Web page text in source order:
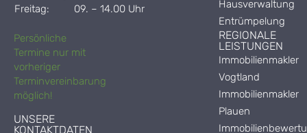
Freitag:
09. – 14.00 Uhr
Persönliche
Termine nur mit
vorheriger
Terminvereinbarung
möglich!
UNSERE
KONTAKTDATEN
Hausverwaltung
Entrümpelung
REGIONALE
LEISTUNGEN
Immobilienmakler
Vogtland
Immobilienmakler
Plauen